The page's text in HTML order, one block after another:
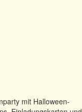
mit Halloween-